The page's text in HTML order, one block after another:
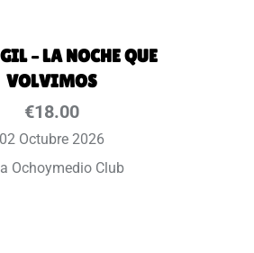
– LA NOCHE QUE
VOLVIMOS
€18.00
02 Octubre 2026
Ochoymedio Club